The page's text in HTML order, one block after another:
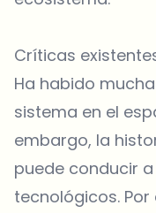
Críticas
Ha habido
sistema en el
embargo, la
puede conducir
tecnológicos.